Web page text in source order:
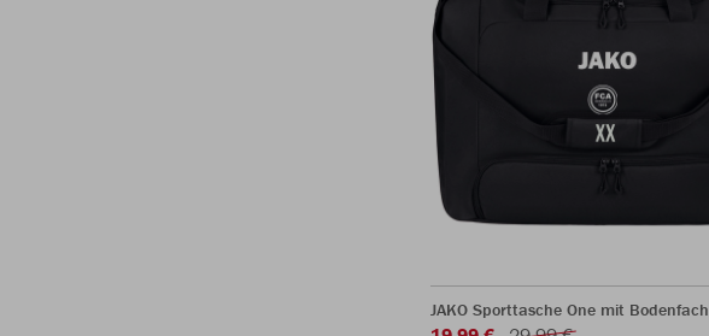
JAKO Sporttasche One mit Bodenfach